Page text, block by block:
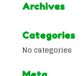
Archives
Categories
No categories